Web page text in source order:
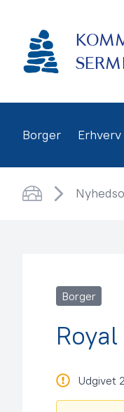
indhold
Borger Erhverv
Borger
Udgivet